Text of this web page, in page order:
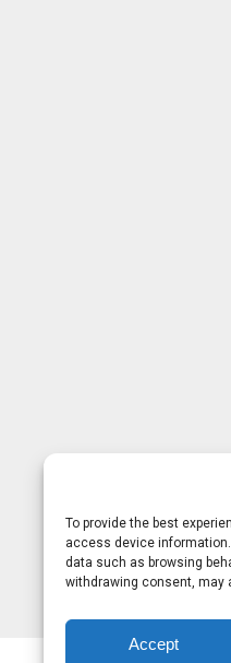
To provide the best
access device
data such as browsing
withdrawing consent, may
Accept